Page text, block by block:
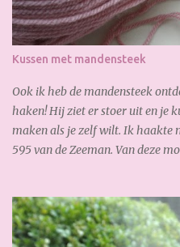
zacht en warm. Yesterday I
So soft and warm. A lovely
maken? Je hebt nodig: 3,5 bol
Kussen met mandensteek
Ook ik heb de mandensteek
haken! Hij ziet er stoer uit en je
maken als je zelf wilt. Ik haakte
595 van de Zeeman. Van deze
Geniet van het weekend!